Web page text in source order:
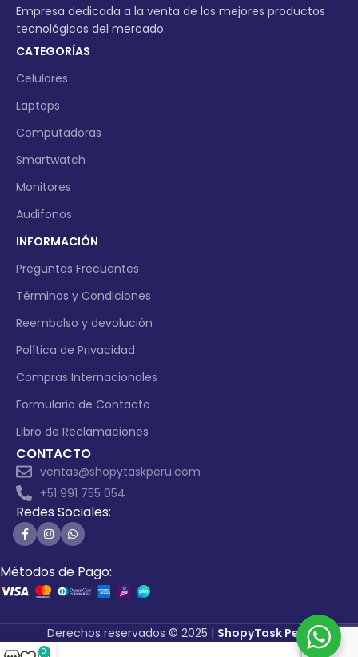
Empresa dedicada a la venta de los mejores productos
tecnológicos del mercado.
CATEGORÍAS
Celulares
Laptops
Computadoras
Smartwatch
Monitores
Audifonos
INFORMACIÓN
Preguntas Frecuentes
Términos y Condiciones
Reembolso y devolución
Política de Privacidad
Compras Internacionales
Formulario de Contacto
Libro de Reclamaciones
CONTACTO
ventas@shopytaskperu.com
+51 991 755 054
Redes Sociales:
Métodos de Pago:
Derechos reservados © 2025 | ShopyTask Perú
0